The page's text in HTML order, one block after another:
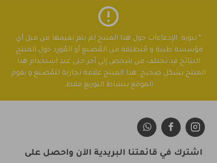
* تنويه: الإدعاءات حول هذا المنتج لم يتم تقيمها من قبل أي
مؤسسة طبية و مُنطلِقة من المُصنع أو المُورِد حول المنتج.
النتائج قد تختلف من شخص إلى آخر حتى عند استخدام هذا
المنتج بشكل صحيح. هذا المنتج علامة تجارية للمُصنع و يقوم
الموقع بنشاط التوزيع فقط.
اشترك في قائمتنا البريدية الآن واحصل على